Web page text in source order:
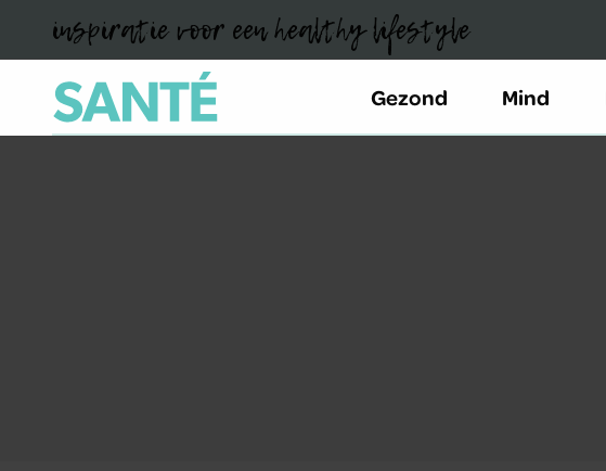
inspiratie voor een healthy lifestyle
Gezond Mind